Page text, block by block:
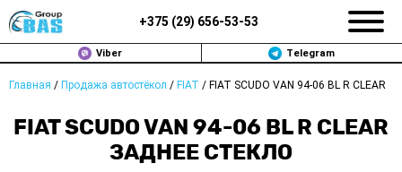
+375 (29) 656-53-53
Viber Telegram
Главная / Продажа автостёкол / FIAT / FIAT SCUDO VAN 94-06 BL R CLEAR
FIAT SCUDO VAN 94-06 BL R CLEAR
ЗАДНЕЕ СТЕКЛО
ЗАМЕНА АВТОСТЕКОЛ В МИНСКЕ
ПРОДАЖА АВТОСТЁКОЛ